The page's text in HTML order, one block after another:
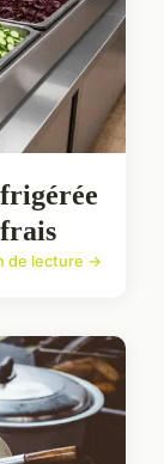
de lecture →